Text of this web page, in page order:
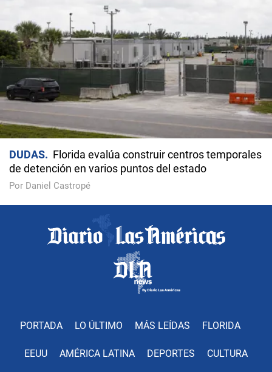
DUDAS
Florida evalúa construir centros temporales
de detención en varios puntos del estado
Por Daniel Castropé
PORTADA LO ÚLTIMO MÁS LEÍDAS FLORIDA
EEUU AMÉRICA LATINA DEPORTES CULTURA